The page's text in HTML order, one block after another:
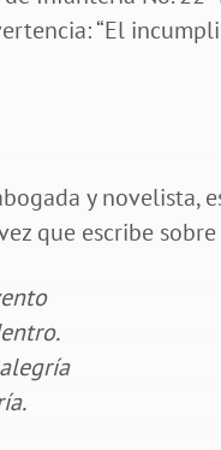
“El
y novelista,
que escribe